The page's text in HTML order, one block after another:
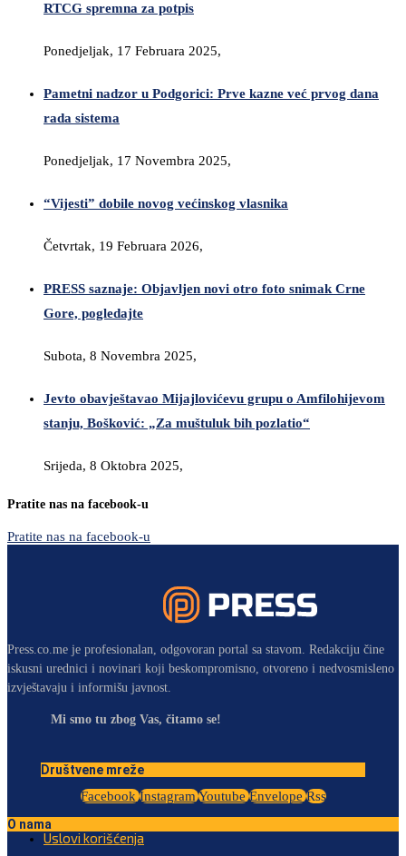
RTCG spremna za potpis
Ponedjeljak, 17 Februara 2025,
Pametni nadzor u Podgorici: Prve kazne već prvog dana
rada sistema
Ponedjeljak, 17 Novembra 2025,
“Vijesti” dobile novog većinskog vlasnika
Četvrtak, 19 Februara 2026,
PRESS saznaje: Objavljen novi otro foto snimak Crne
Gore, pogledajte
Subota, 8 Novembra 2025,
Jevto obavještavao Mijajlovićevu grupu o Amfilohijevom
stanju, Bošković: „Za muštuluk bih pozlatio“
Srijeda, 8 Oktobra 2025,
Pratite nas na facebook-u
Pratite nas na facebook-u
Press.co.me je profesionalan, odgovoran portal sa stavom. Redakciju čine
iskusni urednici i novinari koji beskompromisno, otvoreno i nedvosmisleno
izvještavaju i informišu javnost.
Mi smo tu zbog Vas, čitamo se!
Društvene mreže
Facebook Instagram Youtube Envelope Rss
O nama
Uslovi korišćenja